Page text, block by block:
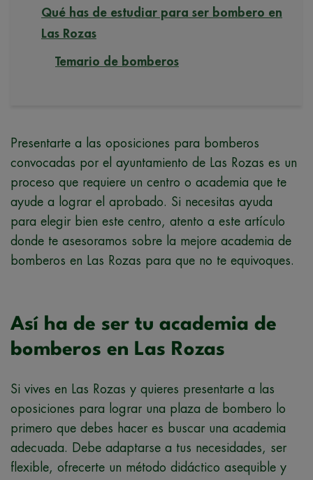
Qué has de estudiar para ser bombero en
Las Rozas
Temario de bomberos
Presentarte a las oposiciones para bomberos
convocadas por el ayuntamiento de Las Rozas es un
proceso que requiere un centro o academia que te
ayude a lograr el aprobado. Si necesitas ayuda
para elegir bien este centro, atento a este artículo
donde te asesoramos sobre la mejore academia de
bomberos en Las Rozas para que no te equivoques.
Así ha de ser tu academia de
bomberos en Las Rozas
Si vives en Las Rozas y quieres presentarte a las
oposiciones para lograr una plaza de bombero lo
primero que debes hacer es buscar una academia
adecuada. Debe adaptarse a tus necesidades, ser
flexible, ofrecerte un método didáctico asequible y